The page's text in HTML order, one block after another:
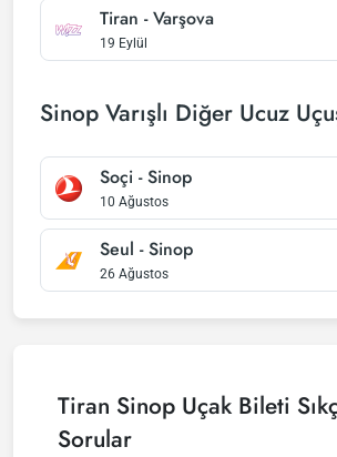
Tiran - Varşova
19 Eylül
Sinop Varışlı Diğer Ucuz
Soçi - Sinop
10 Ağustos
Seul - Sinop
26 Ağustos
Tiran Sinop Uçak Bileti
Sorular